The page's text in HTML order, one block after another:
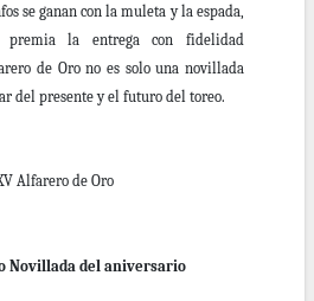
se ganan con la muleta y la espada,
la entrega con fidelidad
de Oro no es solo una novillada
del presente y el futuro del toreo.
Alfarero de Oro
Novillada del aniversario